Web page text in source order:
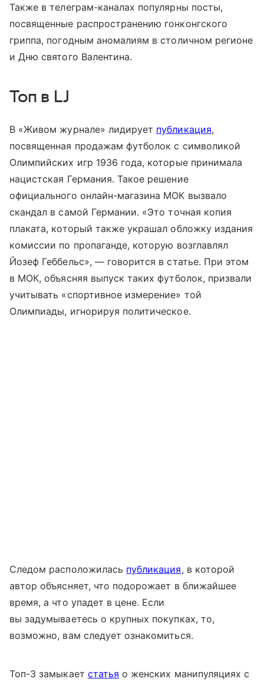
Также в телеграм-каналах популярны посты,
посвященные распространению гонконгского
гриппа, погодным аномалиям в столичном регионе
и Дню святого Валентина.
Топ в LJ
В «Живом журнале» лидирует публикация,
посвященная продажам футболок с символикой
Олимпийских игр 1936 года, которые принимала
нацистская Германия. Такое решение
официального онлайн-магазина МОК вызвало
скандал в самой Германии. «Это точная копия
плаката, который также украшал обложку издания
комиссии по пропаганде, которую возглавлял
Йозеф Геббельс», — говорится в статье. При этом
в МОК, объясняя выпуск таких футболок, призвали
учитывать «спортивное измерение» той
Олимпиады, игнорируя политическое.
Следом расположилась публикация, в которой
автор объясняет, что подорожает в ближайшее
время, а что упадет в цене. Если
вы задумываетесь о крупных покупках, то,
возможно, вам следует ознакомиться.
Топ-3 замыкает статья о женских манипуляциях с